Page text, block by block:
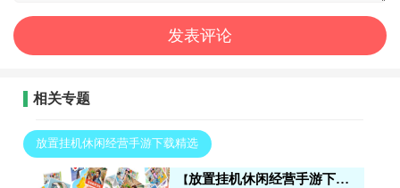
相关专题
放置挂机休闲经营手游下载精选
放置挂机休闲经营手游下载精选